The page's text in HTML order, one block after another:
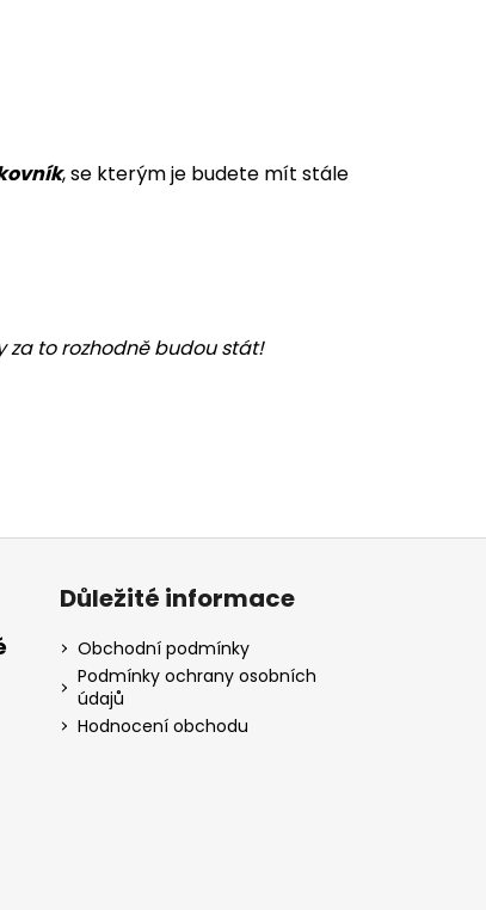
, se kterým je budete mít stále
za to rozhodně budou stát!
Důležité informace
Obchodní podmínky
Podmínky ochrany osobních
údajů
Hodnocení obchodu